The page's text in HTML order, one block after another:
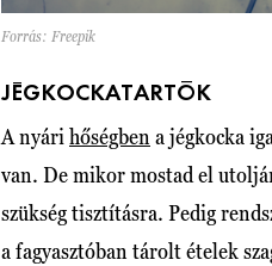
Forrás: Freepik
JÉGKOCKATARTÓK
A nyárihőségben a jégkocka
van. De mikor mostad el
szükség tisztításra. Pedig
a fagyasztóban tárolt ételek